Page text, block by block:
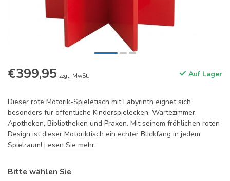
€399,95 zzgl. MwSt. Auf Lager
Dieser rote Motorik-Spieletisch mit Labyrinth eignet sich
besonders für öffentliche Kinderspielecken, Wartezimmer,
Apotheken, Bibliotheken und Praxen. Mit seinem fröhlichen roten
Design ist dieser Motoriktisch ein echter Blickfang in jedem
Spielraum! Lesen Sie mehr.
Bitte wählen Sie